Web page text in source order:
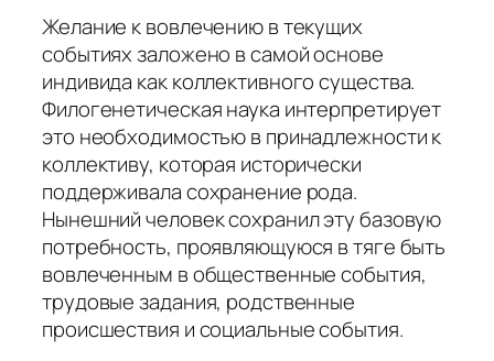
Желание к вовлечению в текущих
событиях заложено в самой основе
индивида как коллективного существа.
Филогенетическая наука интерпретирует
это необходимостью в принадлежности к
коллективу, которая исторически
поддерживала сохранение рода.
Нынешний человек сохранил эту базовую
потребность, проявляющуюся в тяге быть
вовлеченным в общественные события,
трудовые задания, родственные
происшествия и социальные события.